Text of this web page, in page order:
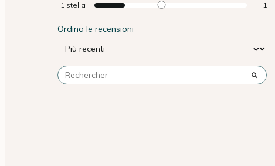
1 stella 1
Ordina le recensioni